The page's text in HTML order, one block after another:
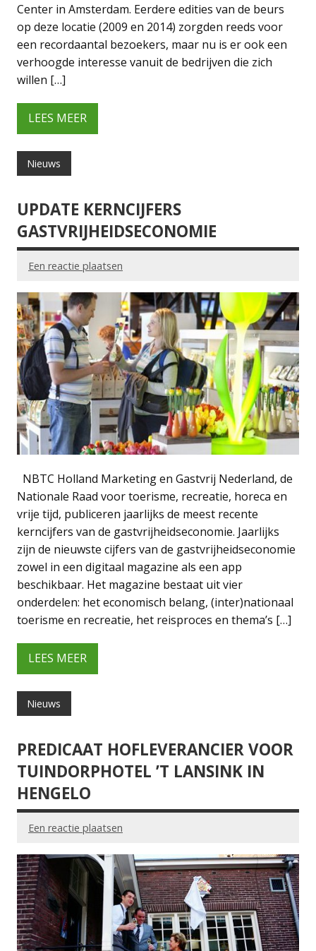
Center in Amsterdam. Eerdere edities van de beurs
op deze locatie (2009 en 2014) zorgden reeds voor
een recordaantal bezoekers, maar nu is er ook een
verhoogde interesse vanuit de bedrijven die zich
willen […]
LEES MEER
Nieuws
UPDATE KERNCIJFERS
GASTVRIJHEIDSECONOMIE
Een reactie plaatsen
NBTC Holland Marketing en Gastvrij Nederland, de
Nationale Raad voor toerisme, recreatie, horeca en
vrije tijd, publiceren jaarlijks de meest recente
kerncijfers van de gastvrijheidseconomie. Jaarlijks
zijn de nieuwste cijfers van de gastvrijheidseconomie
zowel in een digitaal magazine als een app
beschikbaar. Het magazine bestaat uit vier
onderdelen: het economisch belang, (inter)nationaal
toerisme en recreatie, het reisproces en thema’s […]
LEES MEER
Nieuws
PREDICAAT HOFLEVERANCIER VOOR
TUINDORPHOTEL ’T LANSINK IN
HENGELO
Een reactie plaatsen